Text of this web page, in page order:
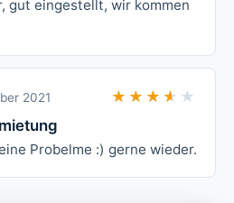
gut eingestellt, wir kommen
2021 ★★★★★
★★★★★
Probelme :) gerne wieder.